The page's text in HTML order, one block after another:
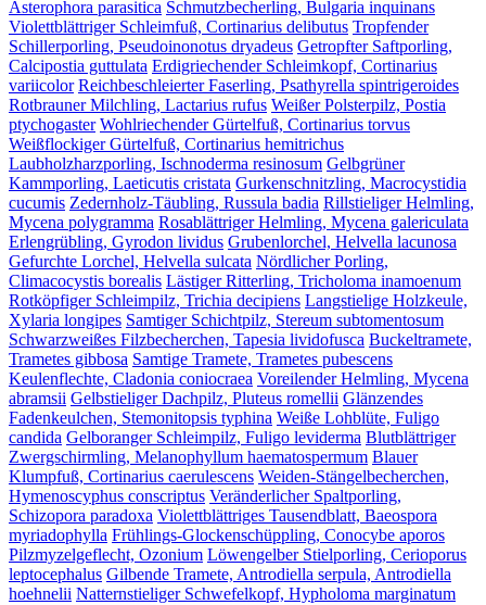
Asterophora parasitica Schmutzbecherling, Bulgaria inquinans
Violettblättriger Schleimfuß, Cortinarius delibutus Tropfender
Schillerporling, Pseudoinonotus dryadeus Getropfter Saftporling,
Calcipostia guttulata Erdigriechender Schleimkopf, Cortinarius
variicolor Reichbeschleierter Faserling, Psathyrella spintrigeroides
Rotbrauner Milchling, Lactarius rufus Weißer Polsterpilz, Postia
ptychogaster Wohlriechender Gürtelfuß, Cortinarius torvus
Weißflockiger Gürtelfuß, Cortinarius hemitrichus
Laubholzharzporling, Ischnoderma resinosum Gelbgrüner
Kammporling, Laeticutis cristata Gurkenschnitzling, Macrocystidia
cucumis Zedernholz-Täubling, Russula badia Rillstieliger Helmling,
Mycena polygramma Rosablättriger Helmling, Mycena galericulata
Erlengrübling, Gyrodon lividus Grubenlorchel, Helvella lacunosa
Gefurchte Lorchel, Helvella sulcata Nördlicher Porling,
Climacocystis borealis Lästiger Ritterling, Tricholoma inamoenum
Rotköpfiger Schleimpilz, Trichia decipiens Langstielige Holzkeule,
Xylaria longipes Samtiger Schichtpilz, Stereum subtomentosum
Schwarzweißes Filzbecherchen, Tapesia lividofusca Buckeltramete,
Trametes gibbosa Samtige Tramete, Trametes pubescens
Keulenflechte, Cladonia coniocraea Voreilender Helmling, Mycena
abramsii Gelbstieliger Dachpilz, Pluteus romellii Glänzendes
Fadenkeulchen, Stemonitopsis typhina Weiße Lohblüte, Fuligo
candida Gelboranger Schleimpilz, Fuligo leviderma Blutblättriger
Zwergschirmling, Melanophyllum haematospermum Blauer
Klumpfuß, Cortinarius caerulescens Weiden-Stängelbecherchen,
Hymenoscyphus conscriptus Veränderlicher Spaltporling,
Schizopora paradoxa Violettblättriges Tausendblatt, Baeospora
myriadophylla Frühlings-Glockenschüppling, Conocybe aporos
Pilzmyzelgeflecht, Ozonium Löwengelber Stielporling, Cerioporus
leptocephalus Gilbende Tramete, Antrodiella serpula, Antrodiella
hoehnelii Natternstieliger Schwefelkopf, Hypholoma marginatum